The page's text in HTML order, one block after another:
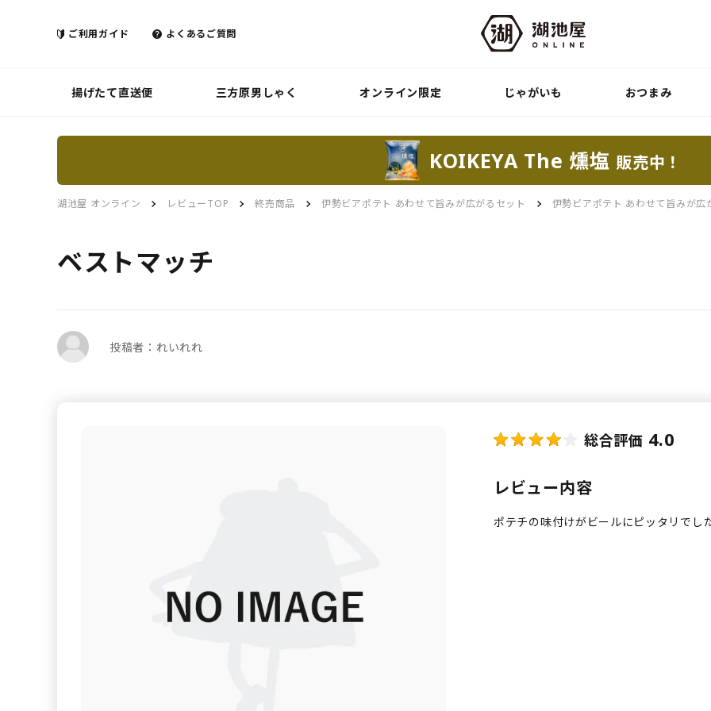
ご利用ガイド よくあるご質問
揚げたて直送便 三方原男しゃく オンライン限定 じゃがいも おつまみ
KOIKEYA The 燻塩 販売中！
湖池屋 オンライン レビューTOP 終売商品 伊勢ビアポテト あわせて旨みが広がるセット 伊勢ビアポテト あわせて旨みが
ベストマッチ
投稿者：れいれれ
総合評価 4.0
レビュー内容
ポテチの味付けがビールにピッタリでし